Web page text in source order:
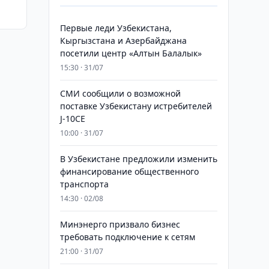
Первые леди Узбекистана,
Кыргызстана и Азербайджана
посетили центр «Алтын Балалык»
15:30 · 31/07
СМИ сообщили о возможной
поставке Узбекистану истребителей
J-10CE
10:00 · 31/07
В Узбекистане предложили изменить
финансирование общественного
транспорта
14:30 · 02/08
Минэнерго призвало бизнес
требовать подключение к сетям
21:00 · 31/07